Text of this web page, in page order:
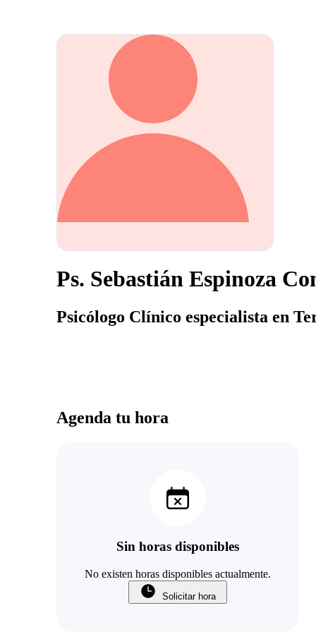
Ps. Sebastián Espinoza
Psicólogo Clínico especialista en
Agenda tu hora
Sin horas disponibles
No existen horas disponibles actualmente.
Solicitar hora